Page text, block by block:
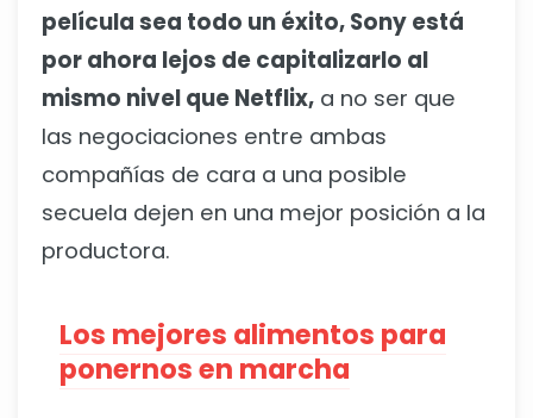
película sea todo un éxito, Sony está
por ahora lejos de capitalizarlo al
mismo nivel que Netflix, a no ser que
las negociaciones entre ambas
compañías de cara a una posible
secuela dejen en una mejor posición a la
productora.
Los mejores alimentos para
ponernos en marcha